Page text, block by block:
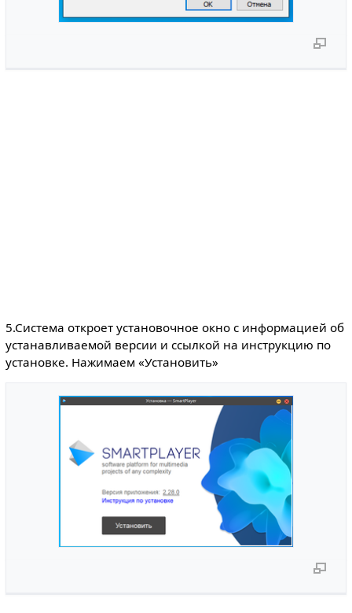
5.Система откроет установочное окно с информацией об
устанавливаемой версии и ссылкой на инструкцию по
установке. Нажимаем «Установить»